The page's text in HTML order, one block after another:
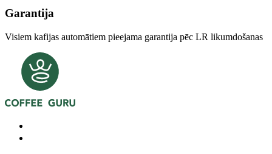
Garantija
Visiem kafijas automātiem pieejama garantija pēc LR likumdošanas